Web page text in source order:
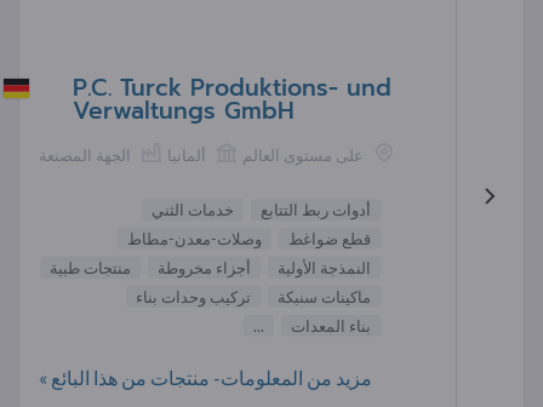
P.C. Turck Produktions- und
Verwaltungs GmbH
الجهة المصنعة ألمانيا على مستوى العالم
أدوات ربط التتابع
خدمات الثني
قطع ضواغط
وصلات-معدن-مطاط
النمذجة الأولية
أجزاء مخروطة
منتجات طبية
ماكينات سنبكة
تركيب وحدات بناء
بناء المعدات
...
مزيد من المعلومات- منتجات من هذا البائع »